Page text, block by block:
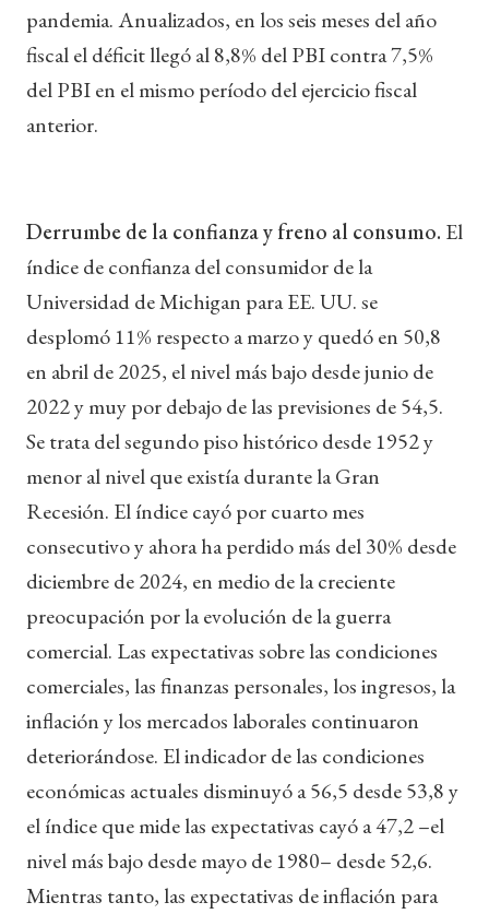
pandemia. Anualizados, en los seis meses del año
fiscal el déficit llegó al 8,8% del PBI contra 7,5%
del PBI en el mismo período del ejercicio fiscal
anterior.
Derrumbe de la confianza y freno al consumo. El
índice de confianza del consumidor de la
Universidad de Michigan para EE. UU. se
desplomó 11% respecto a marzo y quedó en 50,8
en abril de 2025, el nivel más bajo desde junio de
2022 y muy por debajo de las previsiones de 54,5.
Se trata del segundo piso histórico desde 1952 y
menor al nivel que existía durante la Gran
Recesión. El índice cayó por cuarto mes
consecutivo y ahora ha perdido más del 30% desde
diciembre de 2024, en medio de la creciente
preocupación por la evolución de la guerra
comercial. Las expectativas sobre las condiciones
comerciales, las finanzas personales, los ingresos, la
inflación y los mercados laborales continuaron
deteriorándose. El indicador de las condiciones
económicas actuales disminuyó a 56,5 desde 53,8 y
el índice que mide las expectativas cayó a 47,2 –el
nivel más bajo desde mayo de 1980– desde 52,6.
Mientras tanto, las expectativas de inflación para